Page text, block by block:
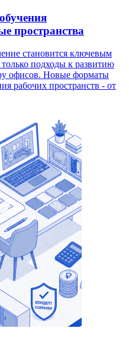
пространства
становится ключевым
подходы к развитию
офисов. Новые форматы
рабочих пространств - от